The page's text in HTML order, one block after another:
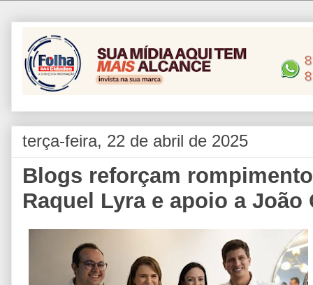
terça-feira, 22 de abril de 2025
Blogs reforçam
Raquel Lyra e apoio a João